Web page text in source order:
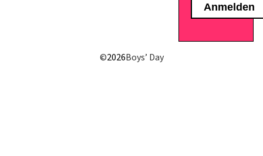
©2026Boys’ Day